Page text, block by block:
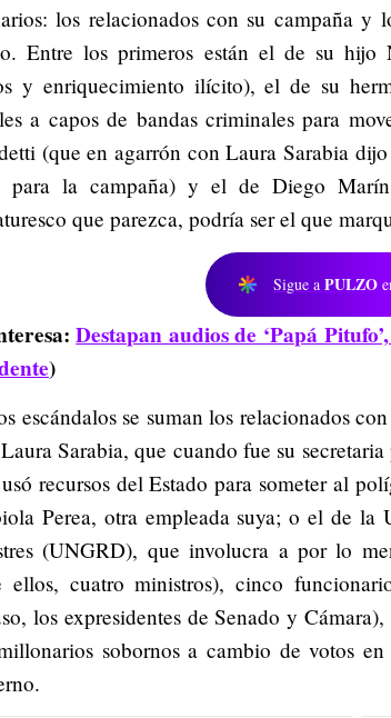
los relacionados con su campaña
Entre los primeros están el de su hijo
y enriquecimiento ilícito), el de su
a capos de bandas criminales para
(que en agarrón con Laura Sarabia
para la campaña) y el de Diego
que parezca, podría ser el que
Sigue a PULZO
Destapan audios de ‘Papá
)
escándalos se suman los relacionados
Sarabia, que cuando fue su
recursos del Estado para someter al
Perea, otra empleada suya; o el de
(UNGRD), que involucra a por lo
ellos, cuatro ministros), cinco
los expresidentes de Senado y
sobornos a cambio de votos